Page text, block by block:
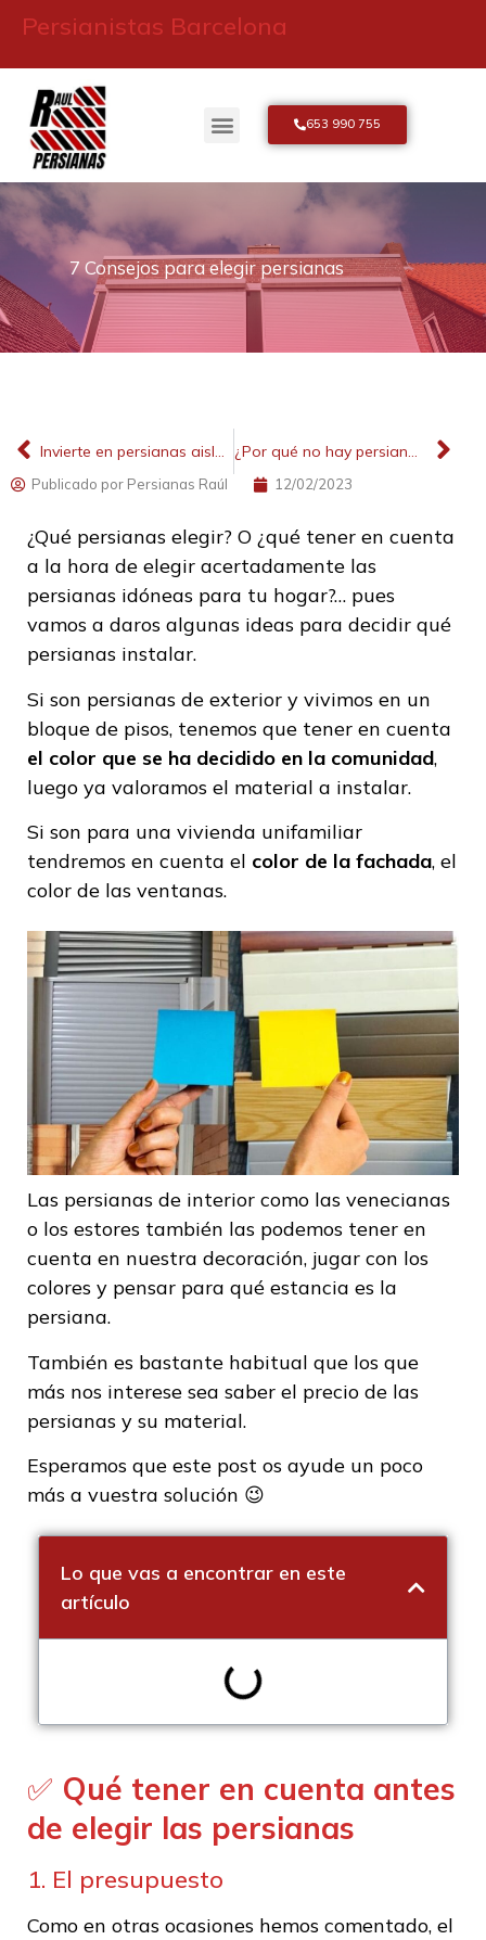
Persianistas Barcelona
653 990 755
7 Consejos para elegir persianas
Invierte en persianas aislantes ¿Por qué no hay persianas en el extranjero?
Publicado por Persianas Raúl 12/02/2023
¿Qué persianas elegir? O ¿qué tener en cuenta
a la hora de elegir acertadamente las
persianas idóneas para tu hogar?… pues
vamos a daros algunas ideas para decidir qué
persianas instalar.
Si son persianas de exterior y vivimos en un
bloque de pisos, tenemos que tener en cuenta
el color que se ha decidido en la comunidad,
luego ya valoramos el material a instalar.
Si son para una vivienda unifamiliar
tendremos en cuenta el color de la fachada, el
color de las ventanas.
Las persianas de interior como las venecianas
o los estores también las podemos tener en
cuenta en nuestra decoración, jugar con los
colores y pensar para qué estancia es la
persiana.
También es bastante habitual que los que
más nos interese sea saber el precio de las
persianas y su material.
Esperamos que este post os ayude un poco
más a vuestra solución 😉
Lo que vas a encontrar en este
artículo
✅ Qué tener en cuenta antes
de elegir las persianas
1. El presupuesto
Como en otras ocasiones hemos comentado, el